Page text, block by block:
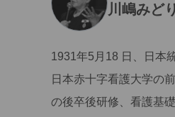
川嶋みどり
1931年5月18 日、日本
日本赤十字看護大学の
の後卒後研修、看護基